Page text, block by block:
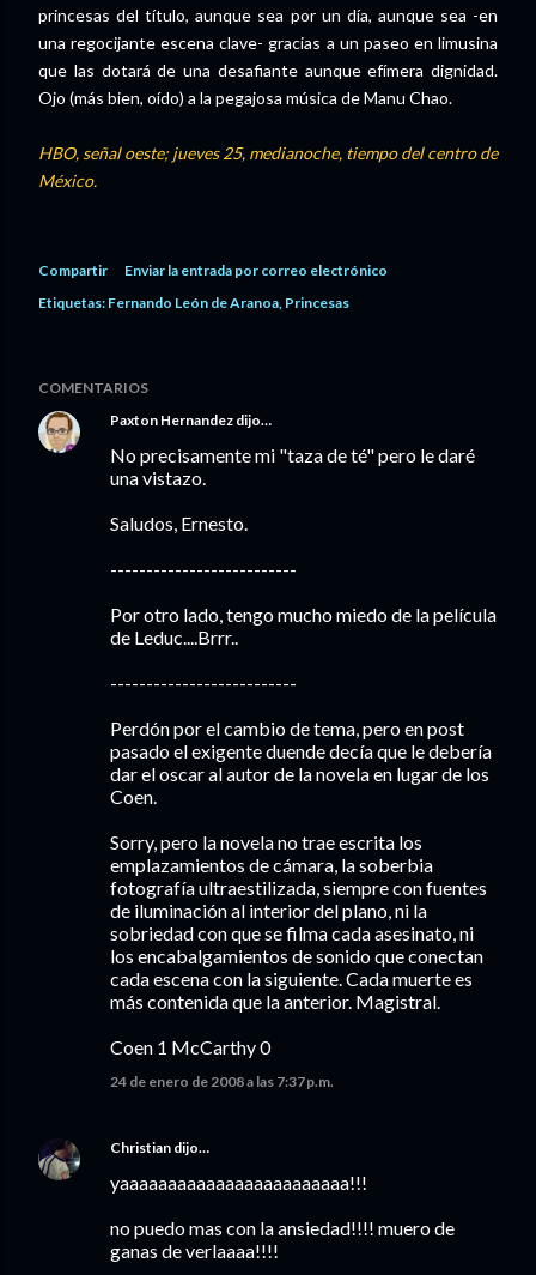
princesas del título, aunque sea por un día, aunque sea -en
una regocijante escena clave- gracias a un paseo en limusina
que las dotará de una desafiante aunque efímera dignidad.
Ojo (más bien, oído) a la pegajosa música de Manu Chao.
HBO, señal oeste; jueves 25, medianoche, tiempo del centro de
México.
Compartir
Enviar la entrada por correo electrónico
Etiquetas: Fernando León de Aranoa Princesas
COMENTARIOS
Paxton Hernandez dijo…
No precisamente mi "taza de té" pero le daré
una vistazo.
Saludos, Ernesto.
--------------------------
Por otro lado, tengo mucho miedo de la película
de Leduc....Brrr..
--------------------------
Perdón por el cambio de tema, pero en post
pasado el exigente duende decía que le debería
dar el oscar al autor de la novela en lugar de los
Coen.
Sorry, pero la novela no trae escrita los
emplazamientos de cámara, la soberbia
fotografía ultraestilizada, siempre con fuentes
de iluminación al interior del plano, ni la
sobriedad con que se filma cada asesinato, ni
los encabalgamientos de sonido que conectan
cada escena con la siguiente. Cada muerte es
más contenida que la anterior. Magistral.
Coen 1 McCarthy 0
24 de enero de 2008 a las 7:37 p.m.
Christian dijo…
yaaaaaaaaaaaaaaaaaaaaaaaa!!!
no puedo mas con la ansiedad!!!! muero de
ganas de verlaaaa!!!!